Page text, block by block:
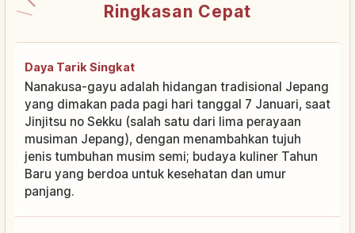
Ringkasan Cepat
Daya Tarik Singkat
Nanakusa-gayu adalah hidangan tradisional Jepang
yang dimakan pada pagi hari tanggal 7 Januari, saat
Jinjitsu no Sekku (salah satu dari lima perayaan
musiman Jepang), dengan menambahkan tujuh
jenis tumbuhan musim semi; budaya kuliner Tahun
Baru yang berdoa untuk kesehatan dan umur
panjang.